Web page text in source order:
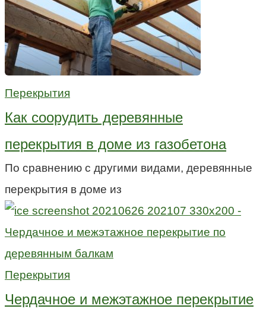
Перекрытия
Как соорудить деревянные
перекрытия в доме из газобетона
По сравнению с другими видами, деревянные
перекрытия в доме из
Перекрытия
Чердачное и межэтажное перекрытие